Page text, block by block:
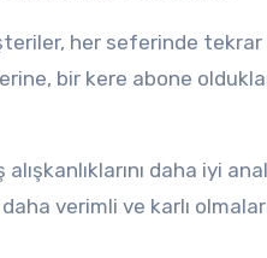
her seferinde
bir kere abone
daha iyi
verimli ve karlı